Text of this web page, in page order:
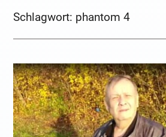
Schlagwort: phantom 4